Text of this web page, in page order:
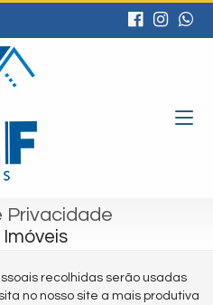
Privacidade
Imóveis
recolhidas serão usadas
no nosso site a mais produtiva